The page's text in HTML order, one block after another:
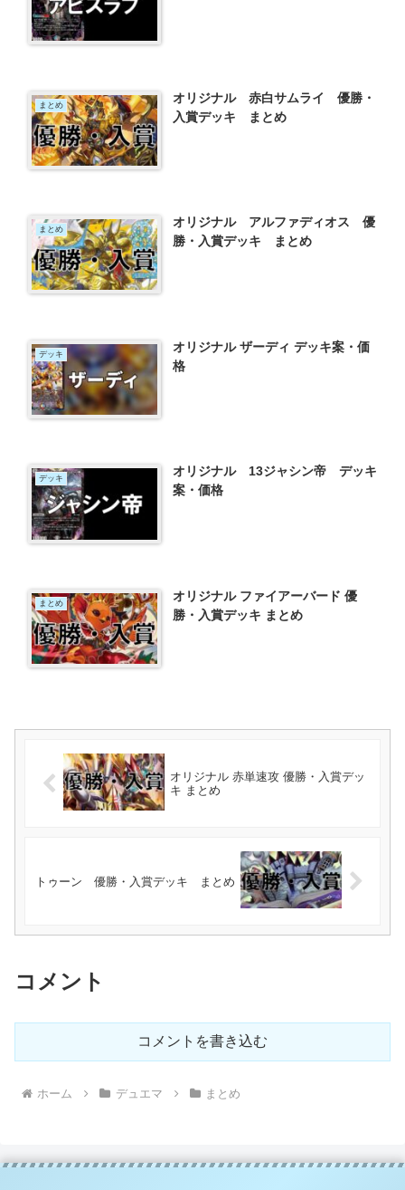
まとめ
オリジナル 赤白サムライ 優勝・
入賞デッキ まとめ
まとめ
オリジナル アルファディオス 優
勝・入賞デッキ まとめ
デッキ
オリジナル ザーディ デッキ案・価
格
デッキ
オリジナル 13ジャシン帝 デッキ
案・価格
まとめ
オリジナル ファイアーバード 優
勝・入賞デッキ まとめ
オリジナル 赤単速攻 優勝・入賞デッ
キ まとめ
トゥーン 優勝・入賞デッキ まとめ
コメント
コメントを書き込む
ホーム デュエマ まとめ